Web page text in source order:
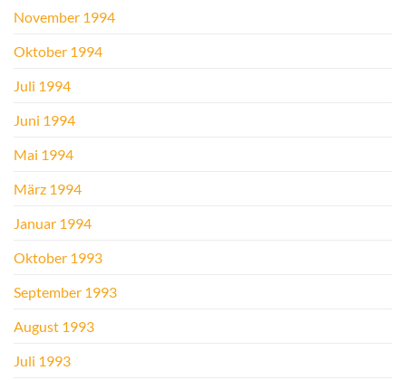
November 1994
Oktober 1994
Juli 1994
Juni 1994
Mai 1994
März 1994
Januar 1994
Oktober 1993
September 1993
August 1993
Juli 1993